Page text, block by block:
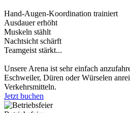
Hand-Augen-Koordination trainiert
Ausdauer erhöht
Muskeln stählt
Nachtsicht schärft
Teamgeist stärkt...
Unsere Arena ist sehr einfach
Eschweiler, Düren oder Würselen
Verkehrsmitteln.
Jetzt buchen